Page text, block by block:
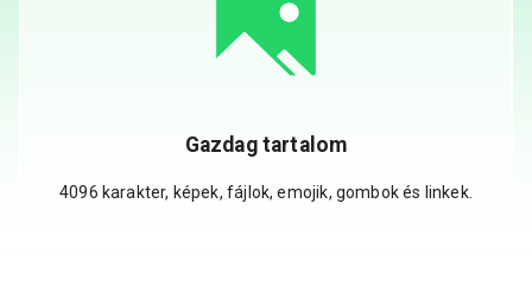
Gazdag tartalom
4096 karakter, képek, fájlok, emojik, gombok és linkek.